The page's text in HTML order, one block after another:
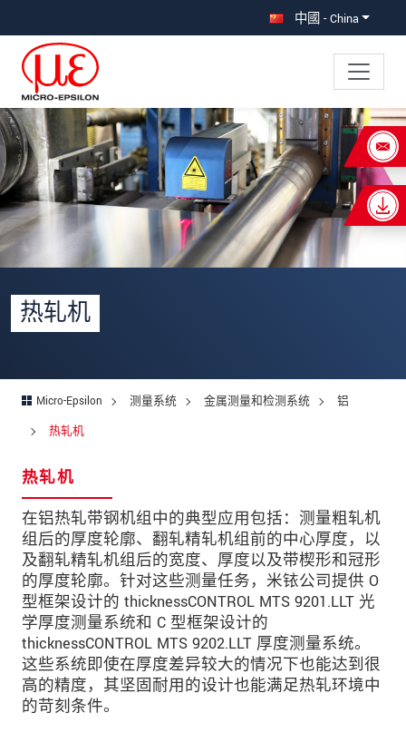
中國 - China
热轧机
Micro-Epsilon 测量系统 金属测量和检测系统
铝
热轧机
热轧机
在铝热轧带钢机组中的典型应用包括：测量粗轧机
组后的厚度轮廓、翻轧精轧机组前的中心厚度，以
及翻轧精轧机组后的宽度、厚度以及带楔形和冠形
的厚度轮廓。针对这些测量任务，米铱公司提供 O
型框架设计的 thicknessCONTROL MTS 9201.LLT 光
学厚度测量系统和 C 型框架设计的
thicknessCONTROL MTS 9202.LLT 厚度测量系统。
这些系统即使在厚度差异较大的情况下也能达到很
高的精度，其坚固耐用的设计也能满足热轧环境中
的苛刻条件。
×
Your request for: 热轧机
称谓 *
姓*
街道
邮政编码
国家*
电话
电子邮件
留言*
* 必填字段